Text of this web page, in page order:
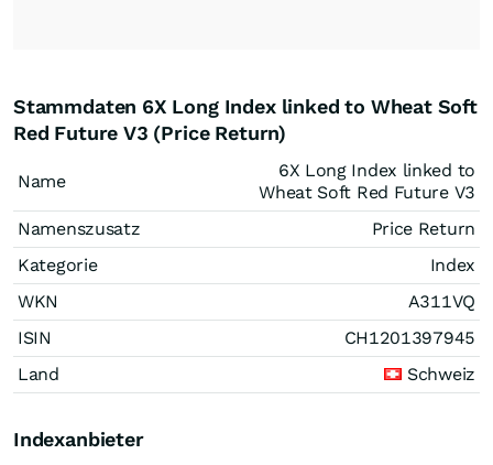
Stammdaten 6X Long Index linked to Wheat Soft
Red Future V3 (Price Return)
Name
6X Long Index linked to
Wheat Soft Red Future V3
Namenszusatz
Price Return
Kategorie
Index
WKN
A311VQ
ISIN
CH1201397945
Land
Schweiz
Indexanbieter